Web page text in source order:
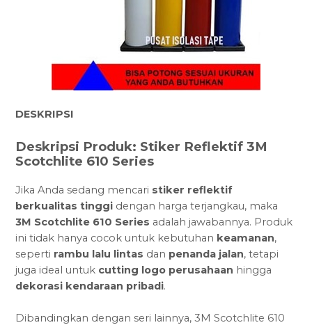
DESKRIPSI
Deskripsi Produk: Stiker Reflektif 3M
Scotchlite 610 Series
Jika Anda sedang mencari stiker reflektif
berkualitas tinggi dengan harga terjangkau, maka
3M Scotchlite 610 Series adalah jawabannya. Produk
ini tidak hanya cocok untuk kebutuhan keamanan,
seperti rambu lalu lintas dan penanda jalan, tetapi
juga ideal untuk cutting logo perusahaan hingga
dekorasi kendaraan pribadi.
Dibandingkan dengan seri lainnya, 3M Scotchlite 610